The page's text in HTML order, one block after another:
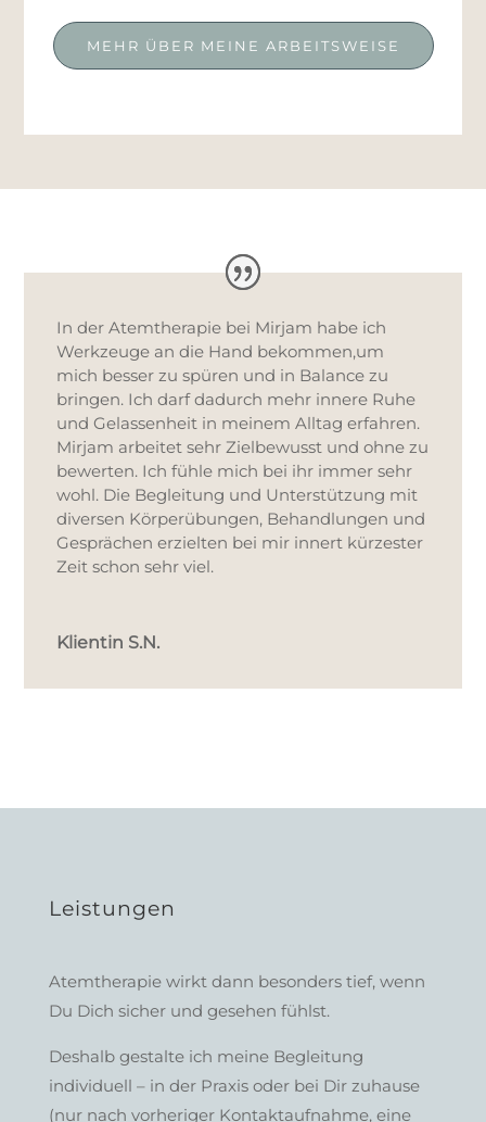
MEHR ÜBER MEINE ARBEITSWEISE
In der Atemtherapie bei Mirjam habe ich
Werkzeuge an die Hand bekommen,um
mich besser zu spüren und in Balance zu
bringen. Ich darf dadurch mehr innere Ruhe
und Gelassenheit in meinem Alltag erfahren.
Mirjam arbeitet sehr Zielbewusst und ohne zu
bewerten. Ich fühle mich bei ihr immer sehr
wohl. Die Begleitung und Unterstützung mit
diversen Körperübungen, Behandlungen und
Gesprächen erzielten bei mir innert kürzester
Zeit schon sehr viel.
Klientin S.N.
Leistungen
Atemtherapie wirkt dann besonders tief, wenn
Du Dich sicher und gesehen fühlst.
Deshalb gestalte ich meine Begleitung
individuell – in der Praxis oder bei Dir zuhause
(nur nach vorheriger Kontaktaufnahme, eine